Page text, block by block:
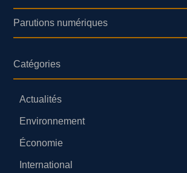
Parutions numériques
Catégories
Actualités
Environnement
Économie
International